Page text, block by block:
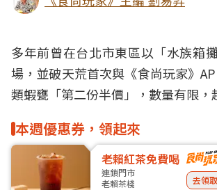
多年前曾在台北市東區以「水族箱
場，並破天荒首次與《食尚玩家》
類蝦甕「第二份半價」，數量有限，
本週優惠券，領起來
老賴紅茶免費喝
連鎖門市
老賴茶棧
去領取